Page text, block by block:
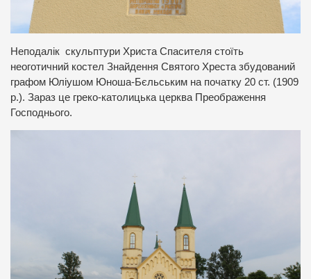
Неподалік скульптури Христа Спасителя стоїть
неоготичний костел Знайдення Святого Хреста збудований
графом Юліушом Юноша-Бєльським на початку 20 ст. (1909
р.). Зараз це греко-католицька церква Преображення
Господнього.